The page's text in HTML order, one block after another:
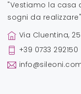
"Vestiamo la casa
sogni da realizzare"
Via Cluentina,
+39 0733 292150